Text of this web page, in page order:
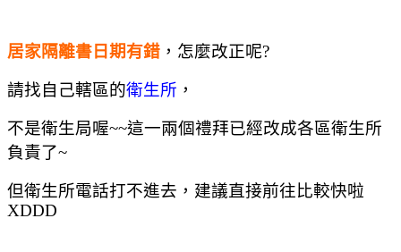
居家隔離書日期有錯 ，怎麼改正呢?
請找自己轄區的衛生所 ，
不是衛生局喔~~這一兩個禮拜已經改成各區衛生所
負責了~
但衛生所電話打不進去，建議直接前往比較快啦
XDDD